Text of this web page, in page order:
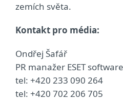
zemích světa.
Kontakt pro média:
Ondřej Šafář
PR manažer ESET software
tel: +420 233 090 264
tel: +420 702 206 705